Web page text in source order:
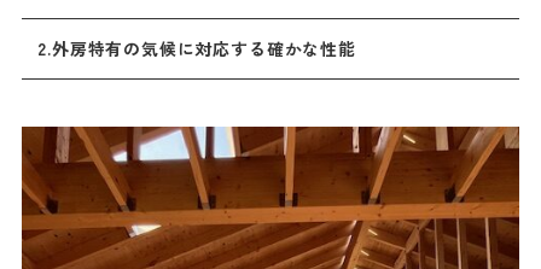
2.外房特有の気候に対応する確かな性能